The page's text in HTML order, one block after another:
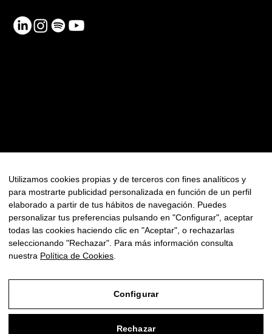
Newsletter
Utilizamos cookies propias y de terceros con fines analíticos y
para mostrarte publicidad personalizada en función de un perfil
elaborado a partir de tus hábitos de navegación. Puedes
personalizar tus preferencias pulsando en "Configurar", aceptar
todas las cookies haciendo clic en "Aceptar", o rechazarlas
seleccionando "Rechazar". Para más información consulta
nuestra Política de Cookies
Configurar
Rechazar